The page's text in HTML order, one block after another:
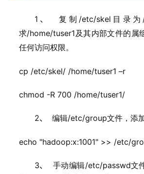
1、 复制 /etc/skel 目录为
求/home/tuser1 及其内部文件的属
任何访问权限。
cp /etc/skel/ /home/tuser1 –r
chmod -R 700 /home/tuser1/
2、 编辑/etc/group文件，添
echo "hadoop:x:1001" >> /etc/
3、 手动编辑/etc/passwd文